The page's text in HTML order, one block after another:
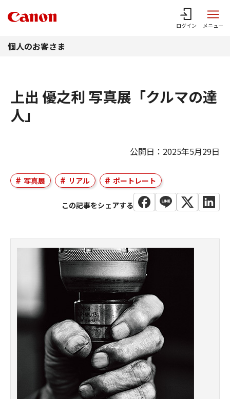
ログイン メニュー
個人のお客さま
上出 優之利 写真展「クルマの達
人」
公開日：2025年5月29日
写真展 リアル ポートレート